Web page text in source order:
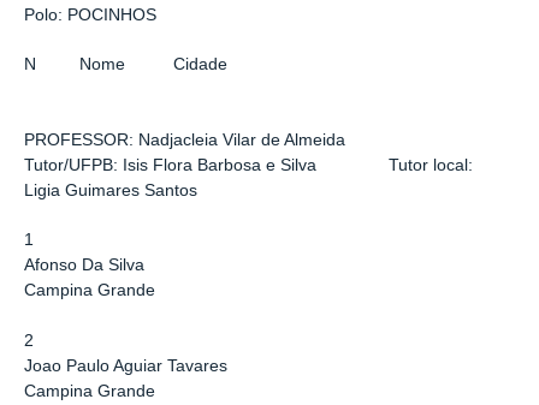
Polo: POCINHOS
N Nome Cidade
PROFESSOR: Nadjacleia Vilar de Almeida
Tutor/UFPB: Isis Flora Barbosa e Silva Tutor local:
Ligia Guimares Santos
1
Afonso Da Silva
Campina Grande
2
Joao Paulo Aguiar Tavares
Campina Grande